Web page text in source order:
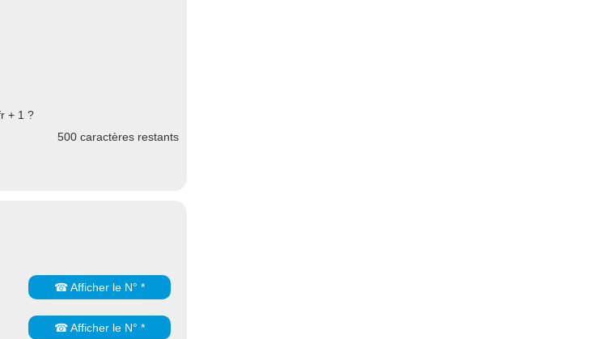
+ 1 ?
500 caractères restants
☎ Afficher le N° *
☎ Afficher le N° *